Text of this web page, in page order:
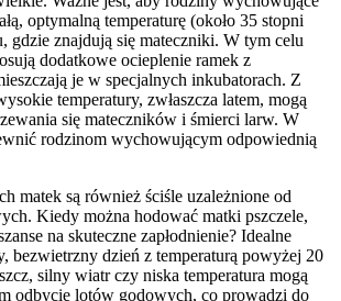
optymalną temperaturę (około 35 stopni
gdzie znajdują się mateczniki. W tym celu
dodatkowe ocieplenie ramek z
je w specjalnych inkubatorach. Z
temperatury, zwłaszcza latem, mogą
się mateczników i śmierci larw. W
rodzinom wychowującym odpowiednią
matek są również ściśle uzależnione od
Kiedy można hodować matki pszczele,
na skuteczne zapłodnienie? Idealne
bezwietrzny dzień z temperaturą powyżej 20
silny wiatr czy niska temperatura mogą
odbycie lotów godowych, co prowadzi do